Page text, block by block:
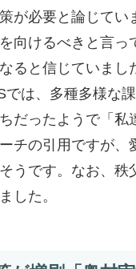
が必要と論じて
向けるべきと言
ると信じていま
では、多種多様な
だったようで「私
チの引用ですが
うです。なお、
した。